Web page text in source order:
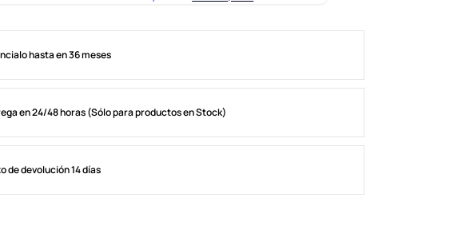
hasta en 36 meses
en 24/48 horas (Sólo para productos en Stock)
de devolución 14 días